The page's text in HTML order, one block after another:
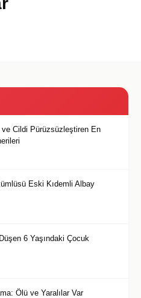
Cildi Pürüzsüzleştiren En
Eski Kıdemli Albay
6 Yaşındaki Çocuk
Ölü ve Yaralılar Var